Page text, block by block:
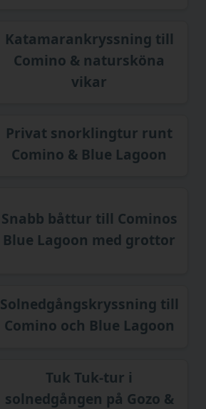
Katamarankryssning till
Comino & natursköna
vikar
Privat snorklingtur runt
Comino & Blue Lagoon
Snabb båttur till Cominos
Blue Lagoon med grottor
Solnedgångskryssning till
Comino och Blue Lagoon
Tuk Tuk-tur i
solnedgången på Gozo &